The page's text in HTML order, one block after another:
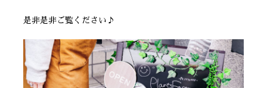
是非是非ご覧ください♪